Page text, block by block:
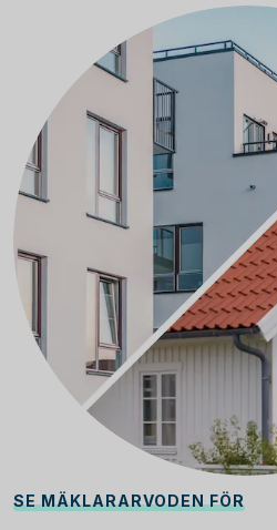
SE MÄKLARARVODEN FÖR